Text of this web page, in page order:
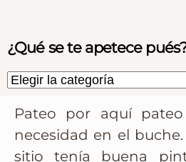
Pateo por aquí
necesidad en el
sitio tenía buena
¿Qué se te apetece